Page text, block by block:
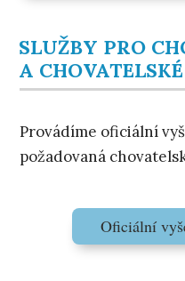
SLUŽBY PRO
A
Provádíme oficiální
požadovaná
Oficiální